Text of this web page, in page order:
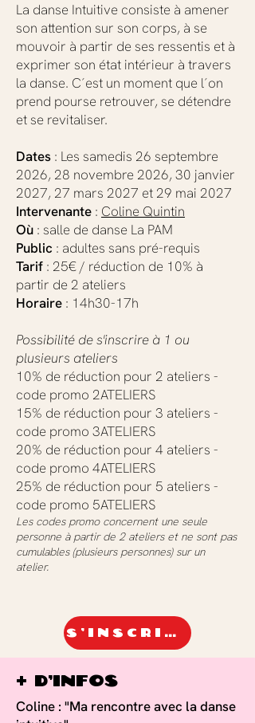
La danse Intuitive consiste à amener
son attention sur son corps, à se
mouvoir à partir de ses ressentis et à
exprimer son état intérieur à travers
la danse. C´est un moment que l´on
prend pourse retrouver, se détendre
et se revitaliser.
Dates : Les samedis 26 septembre
2026, 28 novembre 2026, 30 janvier
2027, 27 mars 2027 et 29 mai 2027
Intervenante : Coline Quintin
Où : salle de danse La PAM
Public : adultes sans pré-requis
Tarif : 25€ / réduction de 10% à
partir de 2 ateliers
Horaire : 14h30-17h
Possibilité de s'inscrire à 1 ou
plusieurs ateliers
10% de réduction pour 2 ateliers -
code promo 2ATELIERS
15% de réduction pour 3 ateliers -
code promo 3ATELIERS
20% de réduction pour 4 ateliers -
code promo 4ATELIERS
25% de réduction pour 5 ateliers -
code promo 5ATELIERS
Les codes promo concernent une seule
personne à partir de 2 ateliers et ne sont pas
cumulables (plusieurs personnes) sur un
atelier.
S'inscrire
+ d'infos
Coline : "Ma rencontre avec la danse